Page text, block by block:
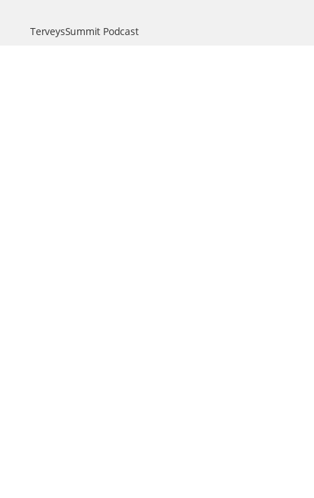
TerveysSummit Podcast